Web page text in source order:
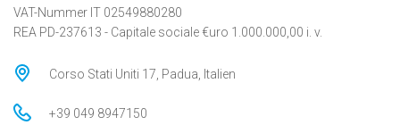
VAT-Nummer IT 02549880280
REA PD-237613 - Capitale sociale €uro 1.000.000,00 i. v.
Corso Stati Uniti 17, Padua, Italien
+39 049 8947150